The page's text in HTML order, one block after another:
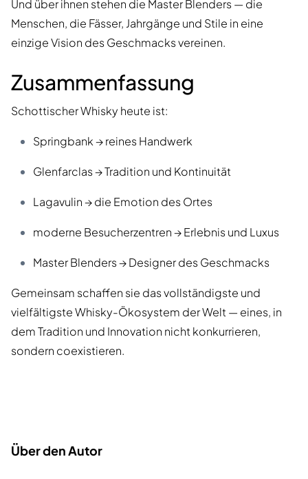
Und über ihnen stehen die Master Blenders — die
Menschen, die Fässer, Jahrgänge und Stile in eine
einzige Vision des Geschmacks vereinen.
Zusammenfassung
Schottischer Whisky heute ist:
Springbank → reines Handwerk
Glenfarclas → Tradition und Kontinuität
Lagavulin → die Emotion des Ortes
moderne Besucherzentren → Erlebnis und Luxus
Master Blenders → Designer des Geschmacks
Gemeinsam schaffen sie das vollständigste und
vielfältigste Whisky-Ökosystem der Welt — eines, in
dem Tradition und Innovation nicht konkurrieren,
sondern coexistieren.
Über den Autor